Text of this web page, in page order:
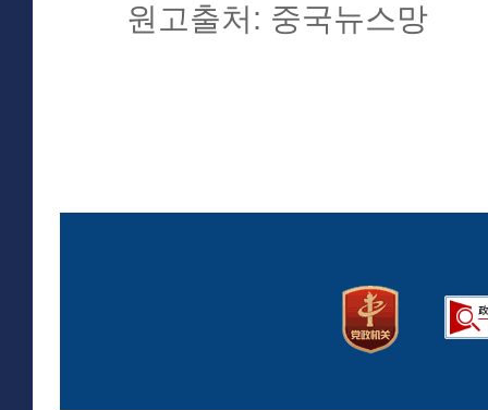
원고출처: 중국뉴스망